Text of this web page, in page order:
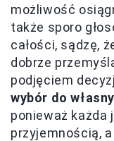
możliwość
także sporo
całości, sądzę,
dobrze
podjęciem
wybór do
ponieważ każda
przyjemnością,